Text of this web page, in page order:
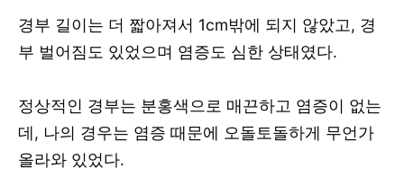
경부 길이는 더 짧아져서 1cm밖에 되지 않았고, 경
부 벌어짐도 있었으며 염증도 심한 상태였다.
정상적인 경부는 분홍색으로 매끈하고 염증이 없는
데, 나의 경우는 염증 때문에 오돌토돌하게 무언가
올라와 있었다.